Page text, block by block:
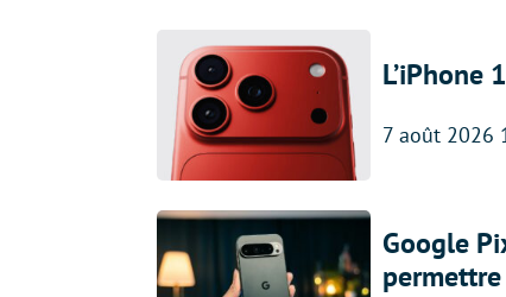
L’iPhone
7 août 2026
Google